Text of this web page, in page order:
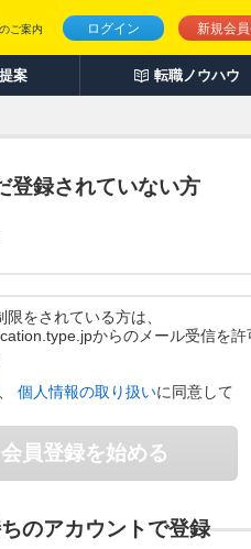
ログイン 新規会
ご案内
案 転職ノウハウ
登録されていない方
をされている方は、
からのメール受信を許
個人情報の取り扱いに同意して
会員登録を始める
のアカウントで登録